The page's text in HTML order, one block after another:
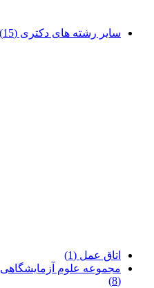
سایر رشته های دکتری (15)
اتاق عمل (1)
مجموعه علوم آزمایشگاهی1
(8)